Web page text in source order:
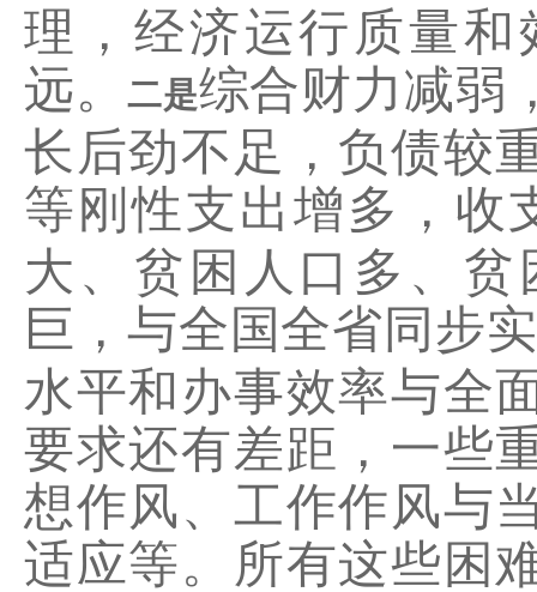
理，经济运行质量
远。
二是综合财力减弱
长后劲不足，负债较
等刚性支出增多，收
大、贫困人口多、
巨，与全国全省同步
水平和办事效率与全
要求还有差距，一些
想作风、工作作风与
适应等。所有这些困